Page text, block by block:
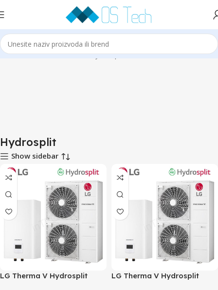
Početna LG LG Therma V Hydrosplit
Hydrosplit
Show sidebar
LG Therma V Hydrosplit
LG Therma V Hydrosplit